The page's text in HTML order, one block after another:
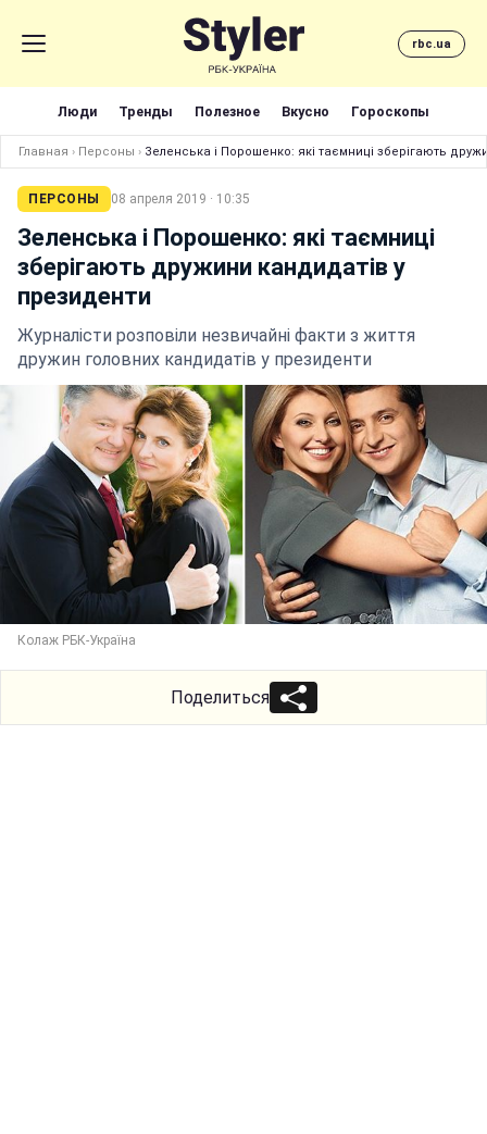
rbc.ua
Люди Тренды Полезное Вкусно Гороскопы
Главная › Персоны › Зеленська і Порошенко: які таємниці зберігають
ПЕРСОНЫ 08 апреля 2019 · 10:35
Зеленська і Порошенко: які таємниці
зберігають дружини кандидатів у
президенти
Журналісти розповіли незвичайні факти з життя
дружин головних кандидатів у президенти
Колаж РБК-Україна
Поделиться